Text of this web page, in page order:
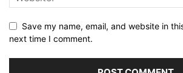
Save my name, email, and website in
next time I comment.